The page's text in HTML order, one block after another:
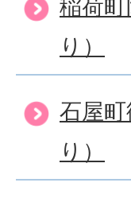
稲荷
り）
石屋
り）